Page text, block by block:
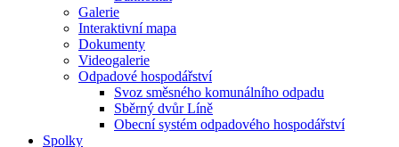
Galerie
Interaktivní mapa
Dokumenty
Videogalerie
Odpadové hospodářství
Svoz směsného komunálního odpadu
Sběrný dvůr Líně
Obecní systém odpadového hospodářství
Spolky